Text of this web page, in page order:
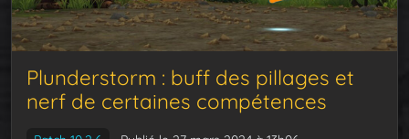
Plunderstorm : buff des pillages et
nerf de certaines compétences